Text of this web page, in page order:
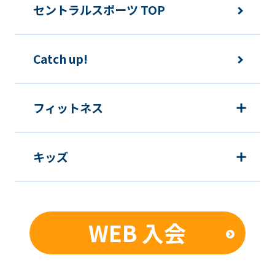
セントラルスポーツ TOP
Catch up!
フィットネス
キッズ
WEB 入会